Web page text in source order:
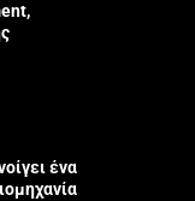
ένα